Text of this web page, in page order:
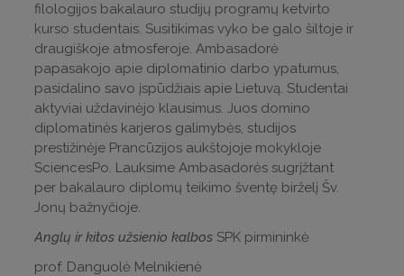
filologijos bakalauro studijų programų ketvirto
kurso studentais. Susitikimas vyko be galo šiltoje ir
draugiškoje atmosferoje. Ambasadorė
papasakojo apie diplomatinio darbo ypatumus,
pasidalino savo įspūdžiais apie Lietuvą. Studentai
aktyviai uždavinėjo klausimus. Juos domino
diplomatinės karjeros galimybės, studijos
prestižinėje Prancūzijos aukštojoje mokykloje
SciencesPo. Lauksime Ambasadorės sugrįžtant
per bakalauro diplomų teikimo šventę birželį Šv.
Jonų bažnyčioje.
Anglų ir kitos užsienio kalbos SPK pirmininkė
prof. Danguolė Melnikienė